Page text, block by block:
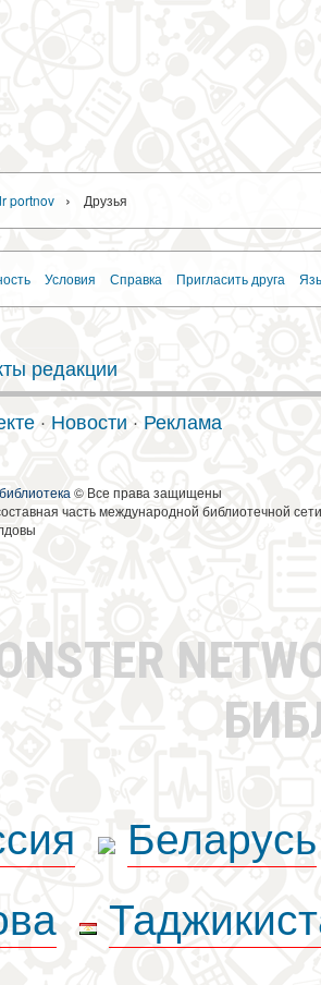
portnov › Друзья
Условия Справка Пригласить друга
редакции
· Новости · Реклама
© Все права защищены
часть международной библиотечной
Беларусь